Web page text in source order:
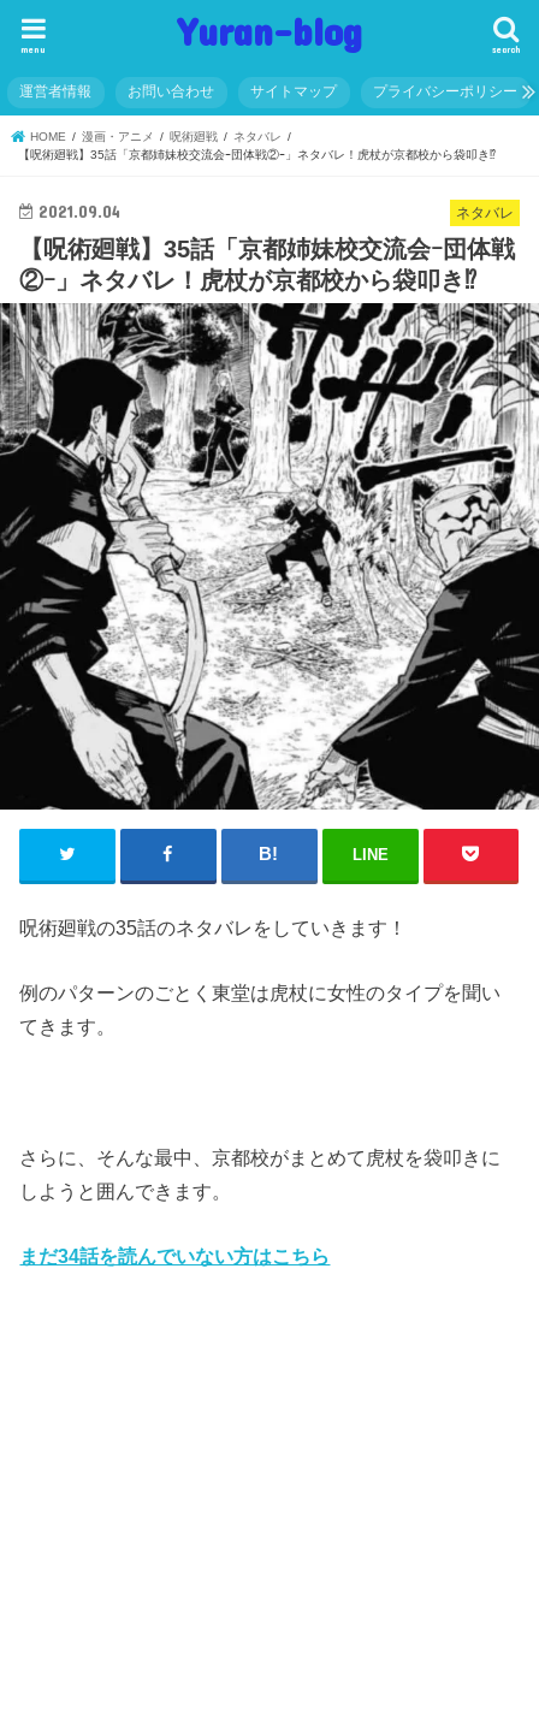
Yuran-blog search
menu
運営者情報 お問い合わせ サイトマップ プライバシーポリシー
HOME 漫画・アニメ 呪術廻戦
ネタバレ
【呪術廻戦】35話「京都姉妹校交流会ｰ団体戦②ｰ」ネタバレ！虎杖が京都校から袋叩き⁉
ネタバレ
2021.09.04
【呪術廻戦】35話「京都姉妹校交流会ｰ団体戦
②ｰ」ネタバレ！虎杖が京都校から袋叩き⁉
LINE
呪術廻戦の35話のネタバレをしていきます！
例のパターンのごとく東堂は虎杖に女性のタイプを聞い
てきます。
さらに、そんな最中、京都校がまとめて虎杖を袋叩きに
しようと囲んできます。
まだ34話を読んでいない方はこちら